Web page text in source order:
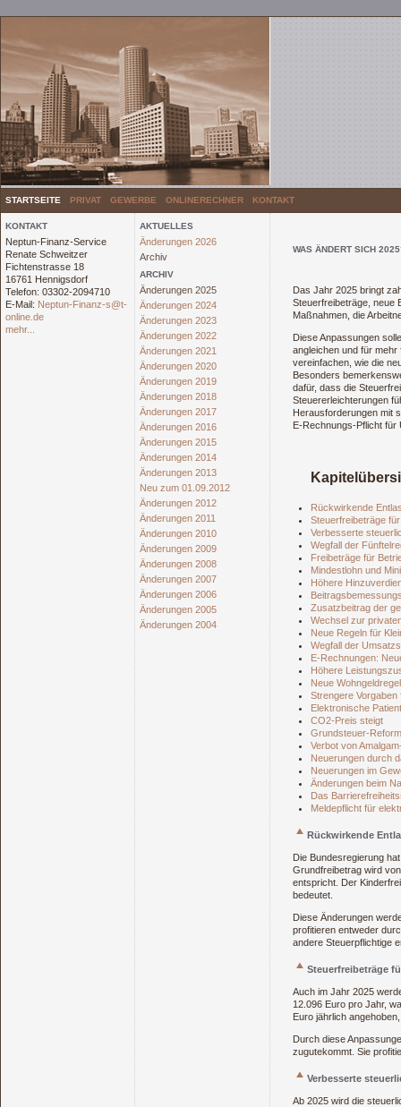
STARTSEITE PRIVAT GEWERBE ONLINERECHNER KONTAKT
KONTAKT
Neptun-Finanz-Service
Renate Schweitzer
Fichtenstrasse 18
16761 Hennigsdorf
Telefon: 03302-2094710
E-Mail: Neptun-Finanz-s@t-
online.de
mehr...
AKTUELLES
Änderungen 2026
Archiv
ARCHIV
Änderungen 2025
Änderungen 2024
Änderungen 2023
Änderungen 2022
Änderungen 2021
Änderungen 2020
Änderungen 2019
Änderungen 2018
Änderungen 2017
Änderungen 2016
Änderungen 2015
Änderungen 2014
Änderungen 2013
Neu zum 01.09.2012
Änderungen 2012
Änderungen 2011
Änderungen 2010
Änderungen 2009
Änderungen 2008
Änderungen 2007
Änderungen 2006
Änderungen 2005
Änderungen 2004
WAS ÄNDERT SICH
Das Jahr 2025 bringt
Steuerfreibeträge, neue
Maßnahmen, die
Diese Anpassungen
angleichen und für
vereinfachen, wie die
Besonders
dafür, dass die
Steuererleichterungen
Herausforderungen mit
E-Rechnungs-Pflicht für
Rückwirkende
Steuerfreibeträge
Verbesserte
Wegfall der
Freibeträge für
Mindestlohn und
Höhere
Zusatzbeitrag der
Wechsel zur
Neue Regeln für
Wegfall der
E-Rechnungen:
Höhere
Neue
Strengere
Elektronische
CO2-Preis steigt
Grundsteuer-
Verbot von
Neuerungen durch
Neuerungen im
Änderungen beim
Das
Meldepflicht für
Rückwirkende
Die Bundesregierung
Grundfreibetrag wird
entspricht. Der
bedeutet.
Diese Änderungen
profitieren entweder
andere Steuerpflichtige
Steuerfreibeträge
Auch im Jahr 2025
12.096 Euro pro Jahr,
Euro jährlich
Durch diese
zugutekommt. Sie
Verbesserte
Ab 2025 wird die